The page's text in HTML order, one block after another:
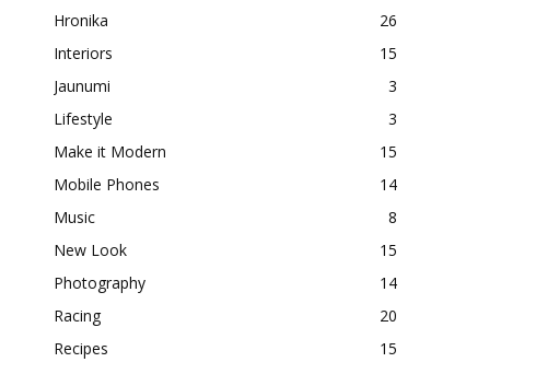
Hronika
26
Interiors
15
Jaunumi
3
Lifestyle
3
Make it Modern
15
Mobile Phones
14
Music
8
New Look
15
Photography
14
Racing
20
Recipes
15